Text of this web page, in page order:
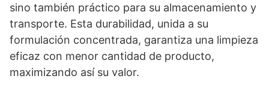
sino también práctico para su almacenamiento y
transporte. Esta durabilidad, unida a su
formulación concentrada, garantiza una limpieza
eficaz con menor cantidad de producto,
maximizando así su valor.